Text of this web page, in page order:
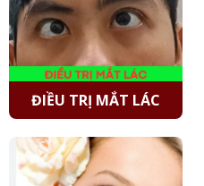
ĐIỀU TRỊ MẮT LÁC